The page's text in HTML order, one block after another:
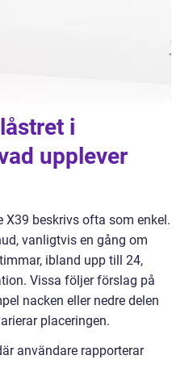
i
upplever
beskrivs ofta som enkel.
vanligtvis en gång om
ibland upp till 24,
Vissa följer förslag på
nacken eller nedre delen
placeringen.
användare rapporterar